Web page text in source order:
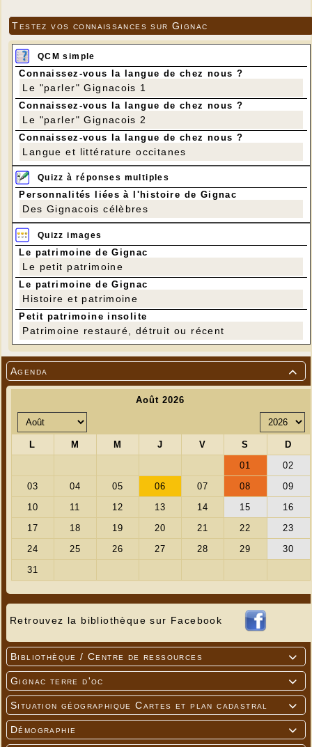

Agenda
Retrouvez la bibliothèque sur Facebook

Bibliothèque / Centre de ressources

Gignac terre d'oc

Situation géographique Cartes et plan cadastral

Démographie
Testez vos connaissances sur Gignac
QCM simple
Connaissez-vous la langue de chez nous ?
Le "parler" Gignacois 1
Connaissez-vous la langue de chez nous ?
Le "parler" Gignacois 2
Connaissez-vous la langue de chez nous ?
Langue et littérature occitanes
Quizz à réponses multiples
Personnalités liées à l'histoire de Gignac
Des Gignacois célèbres
Quizz images
Le patrimoine de Gignac
Le petit patrimoine
Le patrimoine de Gignac
Histoire et patrimoine
Petit patrimoine insolite
Patrimoine restauré, détruit ou récent